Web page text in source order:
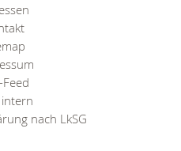
Feed
intern
nach LkSG